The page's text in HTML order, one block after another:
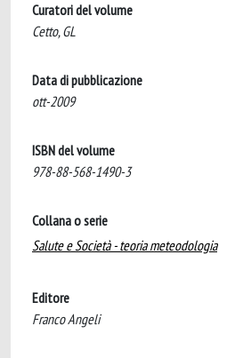
Curatori del volume
Cetto, GL
Data di pubblicazione
ott-2009
ISBN del volume
978-88-568-1490-3
Collana o serie
Salute e Società - teoria meteodologia
Editore
Franco Angeli